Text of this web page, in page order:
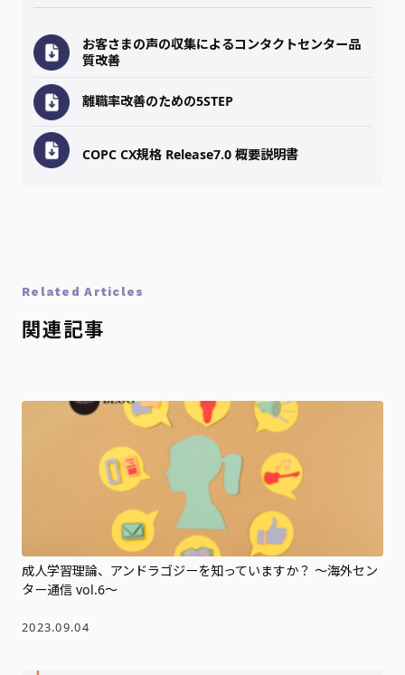
お客さまの声の収集によるコンタクトセンター品
質改善
離職率改善のための5STEP
COPC CX規格 Release7.0 概要説明書
Related Articles
関連記事
成人学習理論、アンドラゴジーを知っていますか？ ～海外セン
ター通信 vol.6～
2023.09.04